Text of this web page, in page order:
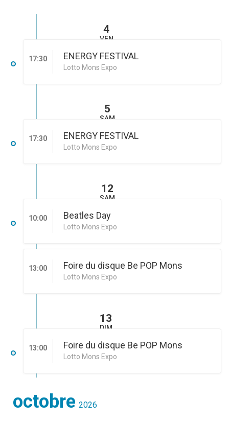
4
VEN
17:30 ENERGY FESTIVAL
Lotto Mons Expo
5
SAM
17:30 ENERGY FESTIVAL
Lotto Mons Expo
12
SAM
10:00 Beatles Day
Lotto Mons Expo
13:00 Foire du disque Be POP Mons
Lotto Mons Expo
13
DIM
13:00 Foire du disque Be POP Mons
Lotto Mons Expo
octobre 2026